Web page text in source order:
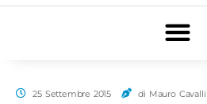
25 Settembre 2015 di Mauro Cavalli